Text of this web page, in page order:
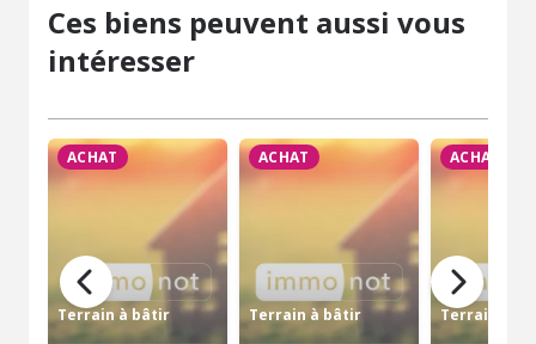
Ces biens peuvent aussi vous
intéresser
ACHAT
Terrain à bâtir
ACHAT
Terrain à bâtir
ACHAT
Terrain à